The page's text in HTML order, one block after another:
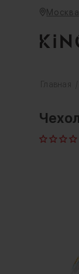
Москва
Главная